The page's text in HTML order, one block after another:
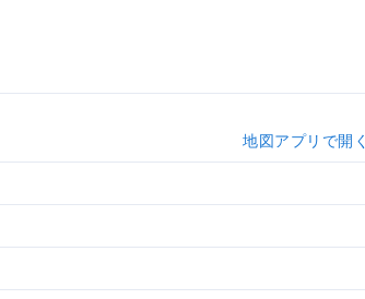
地図アプリで開く